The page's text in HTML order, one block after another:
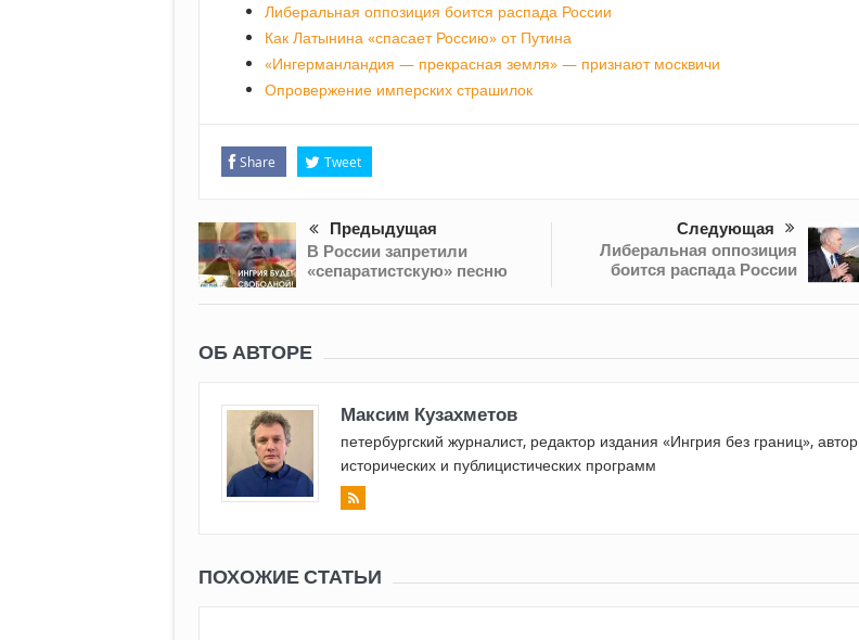
Либеральная оппозиция боится распада России
Как Латынина «спасает Россию» от Путина
«Ингерманландия — прекрасная земля» — признают москвичи
Опровержение имперских страшилок
Share Tweet
Предыдущая
В России запретили
«сепаратистскую» песню
Следующая
Либеральная оппозиция
боится распада России
ОБ АВТОРЕ
Максим Кузахметов
петербургский журналист, редактор издания «Ингрия без границ», автор
исторических и публицистических программ
ПОХОЖИЕ СТАТЬИ